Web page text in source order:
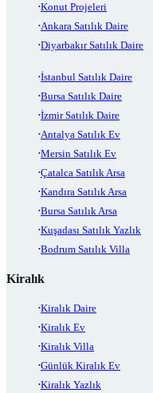
Konut Projeleri
Ankara Satılık Daire
Diyarbakır Satılık Daire
İstanbul Satılık Daire
Bursa Satılık Daire
İzmir Satılık Daire
Antalya Satılık Ev
Mersin Satılık Ev
Çatalca Satılık Arsa
Kandıra Satılık Arsa
Bursa Satılık Arsa
Kuşadası Satılık Yazlık
Bodrum Satılık Villa
Kiralık
Kiralık Daire
Kiralık Ev
Kiralık Villa
Günlük Kiralık Ev
Kiralık Yazlık